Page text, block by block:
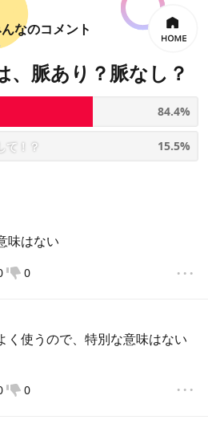
なのコメント
、脈あり？脈なし？
84.4%
て！？ 15.5%
味はない
0 ...
く使うので、特別な意味はない
0 ...
×